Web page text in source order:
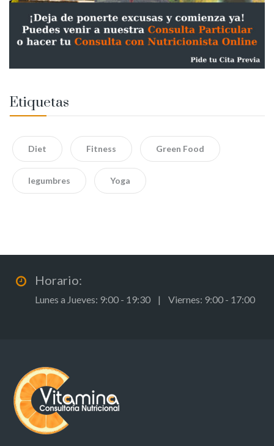
Etiquetas
Diet Fitness Green Food
legumbres Yoga
Horario:
Lunes a Jueves: 9:00 - 19:30 | Viernes: 9:00 - 17:00